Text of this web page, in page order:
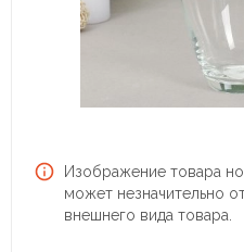
Изображение товара
может незначительно
внешнего вида товара.